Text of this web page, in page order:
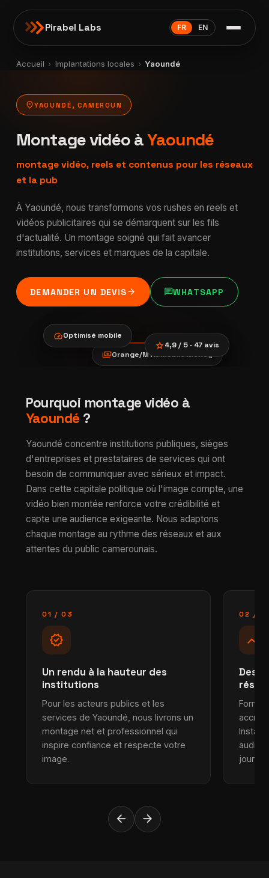
Pirabel Labs FR EN
Accueil › Implantations locales › Yaoundé
location_onYAOUNDÉ, CAMEROUN
Montage vidéo àYaoundé
montage vidéo, reels et contenus pour les réseaux
et la pub
À Yaoundé, nous transformons vos rushes en reels et
vidéos publicitaires qui se démarquent sur les fils
d'actualité. Un montage soigné qui fait avancer
institutions, services et marques de la capitale.
DEMANDER UN DEVISarrow_forward chatWHATSAPP
verified
Montage vidéo à
Yaoundé
paymentsOrange/MTN Mobile Money
speedOptimisé mobile
star4,9 / 5 · 47 avis
Pourquoi montage vidéo à
Yaoundé ?
Yaoundé concentre institutions publiques, sièges
d'entreprises et prestataires de services qui ont
besoin de communiquer avec sérieux et impact.
Dans cette capitale politique où l'image compte, une
vidéo bien montée renforce votre crédibilité et
capte une audience exigeante. Nous adaptons
chaque montage au rythme des réseaux et aux
attentes du public camerounais.
01 / 03
verified
Un rendu à la hauteur des
institutions
Pour les acteurs publics et les
services de Yaoundé, nous livrons un
montage net et professionnel qui
inspire confiance et respecte votre
image.
02 /
trending_up
Des
arrow_back arrow_forward